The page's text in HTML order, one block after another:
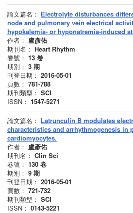
論文篇名： Electrolyte disturbances
node and pulmonary vein electrical
hypokalemia- or hyponatremia-induced
作者： 盧彥佑
期刊名： Heart Rhythm
卷號： 13 卷
期別： 3 期
刊登日期： 2016-05-01
頁數： 781-788
期刊類型： SCI
ISSN： 1547-5271
論文篇名： Latrunculin B modulates
characteristics and arrhythmogenesis in
cardiomyocytes.
作者： 盧彥佑
期刊名： Clin Sci
卷號： 130 卷
期別： 9 期
刊登日期： 2016-05-01
頁數： 721-732
期刊類型： SCI
ISSN： 0143-5221